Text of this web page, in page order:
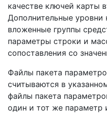
качестве ключей карты
Дополнительные уровни
вложенные группы
параметры строки и
сопоставления со
Файлы пакета
считываются в
файлы пакета
один и тот же параметр